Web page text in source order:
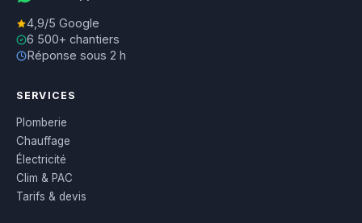
4,9/5 Google
6 500+ chantiers
Réponse sous 2 h
SERVICES
Plomberie
Chauffage
Électricité
Clim & PAC
Tarifs & devis